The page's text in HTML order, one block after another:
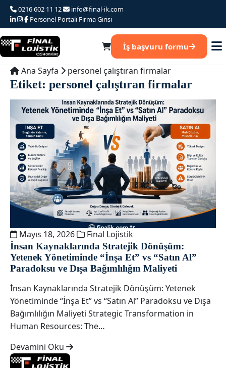
Ana
iceriğe
atla
0216 602 11 12
info@final-ik.com
Personel Portali Firma Girisi
İş başvuru formu
Ana Sayfa personel çalıştıran firmalar
Etiket: personel çalıştıran firmalar
Mayıs 18, 2026 Final Lojistik
İnsan Kaynaklarında Stratejik Dönüşüm:
Yetenek Yönetiminde “İnşa Et” vs “Satın Al”
Paradoksu ve Dışa Bağımlılığın Maliyeti
İnsan Kaynaklarında Stratejik Dönüşüm: Yetenek
Yönetiminde “İnşa Et” vs “Satın Al” Paradoksu ve Dışa
Bağımlılığın Maliyeti Strategic Transformation in
Human Resources: The…
Devamini Oku